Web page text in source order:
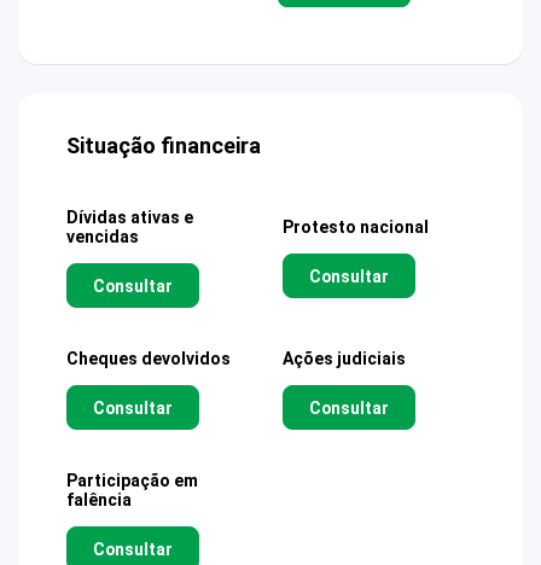
Situação financeira
Dívidas ativas e
vencidas
Consultar
Protesto nacional
Consultar
Cheques devolvidos
Consultar
Ações judiciais
Consultar
Participação em
falência
Consultar